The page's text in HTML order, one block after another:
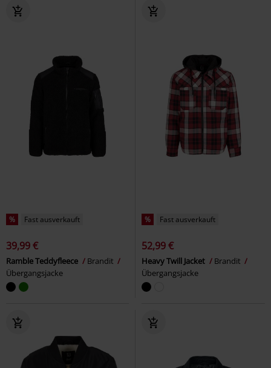
% Fast ausverkauft
39,99 €
Ramble Teddyfleece
Brandit
Übergangsjacke
% Fast ausverkauft
52,99 €
Heavy Twill Jacket
Brandit
Übergangsjacke